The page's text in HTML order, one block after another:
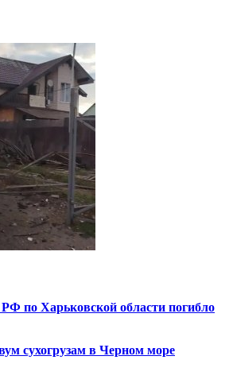
РФ по Харьковской области погибло
сухогрузам в Черном море